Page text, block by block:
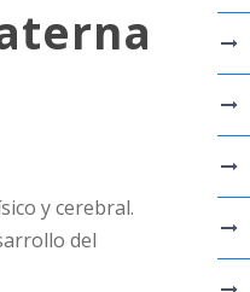
y cerebral.
del